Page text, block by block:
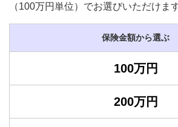
（100万円単位）でお選びいただけま
保険金額から選ぶ
100万円
200万円